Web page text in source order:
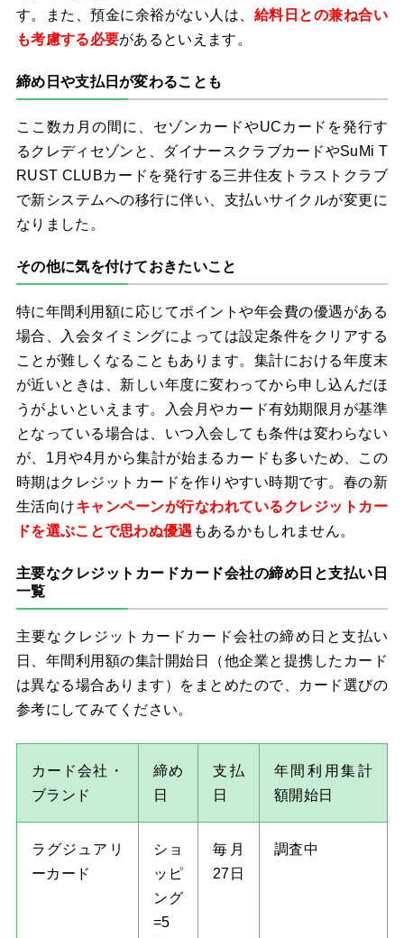
す。また、預金に余裕がない人は、 給料日との兼ね合い
も考慮する必要があるといえます。
締め日や支払日が変わることも
ここ数カ月の間に、セゾンカードやUCカードを発行す
るクレディセゾンと、ダイナースクラブカードやSuMi T
RUST CLUBカードを発行する三井住友トラストクラブ
で新システムへの移行に伴い、支払いサイクルが変更に
なりました。
その他に気を付けておきたいこと
特に年間利用額に応じてポイントや年会費の優遇がある
場合、入会タイミングによっては設定条件をクリアする
ことが難しくなることもあります。集計における年度末
が近いときは、新しい年度に変わってから申し込んだほ
うがよいといえます。入会月やカード有効期限月が基準
となっている場合は、いつ入会しても条件は変わらない
が、1月や4月から集計が始まるカードも多いため、この
時期はクレジットカードを作りやすい時期です。春の新
生活向けキャンペーンが行なわれているクレジットカー
ドを選ぶことで思わぬ優遇 もあるかもしれません。
主要なクレジットカードカード会社の締め日と支払い日
一覧
主要なクレジットカードカード会社の締め日と支払い
日、年間利用額の集計開始日（他企業と提携したカード
は異なる場合あります）をまとめたので、カード選びの
参考にしてみてください。
カード会社・
ブランド
締め
日
支払
日
年間利用集計
額開始日
ラグジュアリ
ーカード
ショ
ッピ
ング
=5
毎月
27日
調査中